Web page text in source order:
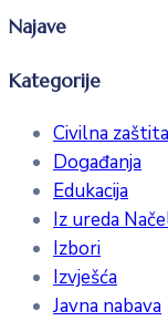
Najave
Kategorije
Civilna zaštita
Događanja
Edukacija
Iz ureda
Izbori
Izvješća
Javna nabava